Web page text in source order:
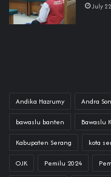
July
Andika Hazrumy Andra
bawaslu banten Bawaslu
Kabupaten Serang kota
OJK Pemilu 2024